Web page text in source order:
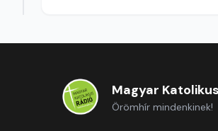
Magyar
Örömhír mindenkinek!